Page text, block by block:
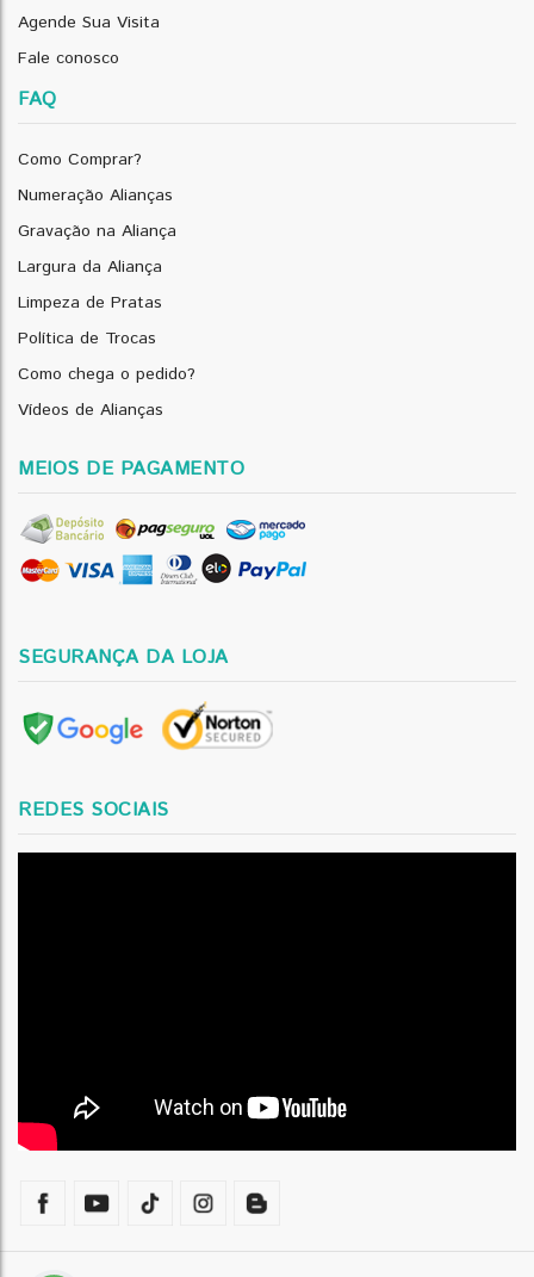
Agende Sua Visita
Fale conosco
FAQ
Como Comprar?
Numeração Alianças
Gravação na Aliança
Largura da Aliança
Limpeza de Pratas
Política de Trocas
Como chega o pedido?
Vídeos de Alianças
MEIOS DE PAGAMENTO
SEGURANÇA DA LOJA
REDES SOCIAIS